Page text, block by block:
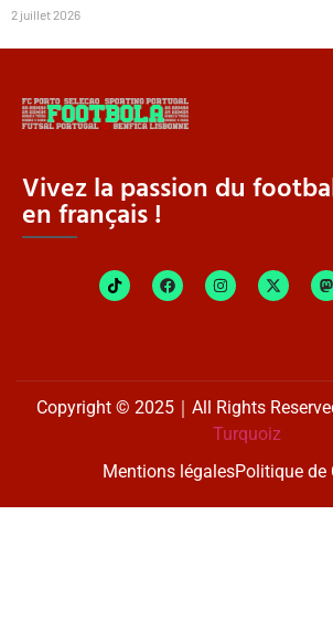
2 juillet 2026
Vivez la passion du
en français !
Copyright © 2025｜All Rights
Turquoiz
Mentions légalesPolitique de